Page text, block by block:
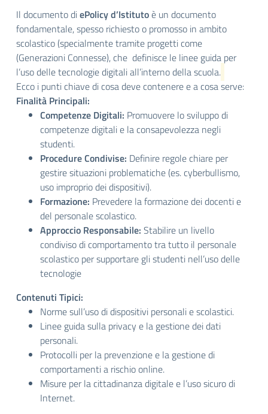
Il documento diePolicy d’Istitutoè un documento
fondamentale, spesso richiesto o promosso in ambito
scolastico (specialmente tramite progetti come
(Generazioni Connesse), che definisce le linee guida per
l’uso delle tecnologie digitali all’interno della scuola.
Ecco i punti chiave di cosa deve contenere e a cosa serve:
Finalità Principali:
Competenze Digitali: Promuovere lo sviluppo di
competenze digitali e la consapevolezza negli
studenti.
Procedure Condivise: Definire regole chiare per
gestire situazioni problematiche (es. cyberbullismo,
uso improprio dei dispositivi).
Formazione: Prevedere la formazione dei docenti e
del personale scolastico.
Approccio Responsabile: Stabilire un livello
condiviso di comportamento tra tutto il personale
scolastico per supportare gli studenti nell’uso delle
tecnologie
Contenuti Tipici:
Norme sull’uso di dispositivi personali e scolastici.
Linee guida sulla privacy e la gestione dei dati
personali.
Protocolli per la prevenzione e la gestione di
comportamenti a rischio online.
Misure per la cittadinanza digitale e l’uso sicuro di
Internet.